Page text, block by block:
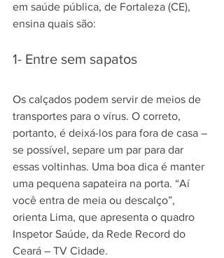
em saúde pública, de Fortaleza (CE),
ensina quais são:
1- Entre sem sapatos
Os calçados podem servir de meios de
transportes para o vírus. O correto,
portanto, é deixá-los para fora de casa –
se possível, separe um par para dar
essas voltinhas. Uma boa dica é manter
uma pequena sapateira na porta. “Aí
você entra de meia ou descalço”,
orienta Lima, que apresenta o quadro
Inspetor Saúde, da Rede Record do
Ceará – TV Cidade.